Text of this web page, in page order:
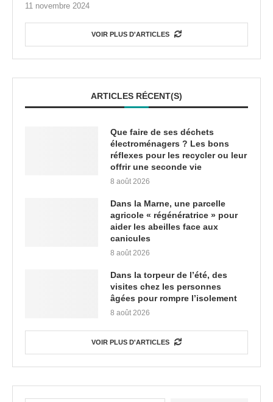
11 novembre 2024
VOIR PLUS D'ARTICLES
ARTICLES RÉCENT(S)
Que faire de ses déchets
électroménagers ? Les bons
réflexes pour les recycler ou leur
offrir une seconde vie
8 août 2026
Dans la Marne, une parcelle
agricole « régénératrice » pour
aider les abeilles face aux
canicules
8 août 2026
Dans la torpeur de l’été, des
visites chez les personnes
âgées pour rompre l’isolement
8 août 2026
VOIR PLUS D'ARTICLES